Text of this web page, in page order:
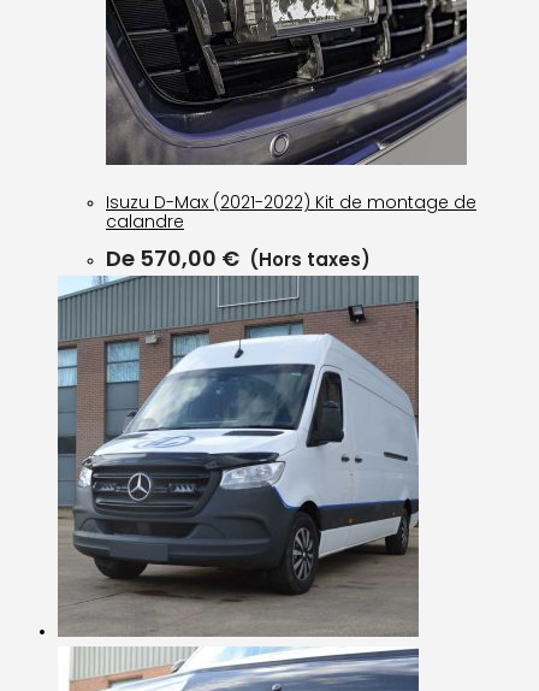
Isuzu D-Max (2021-2022) Kit de montage de
calandre
De 570,00 € (Hors taxes)